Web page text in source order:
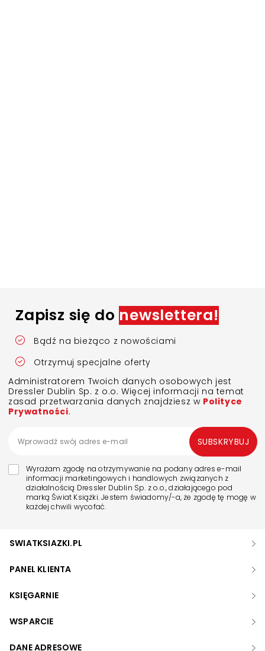
Zapisz się do newslettera!
Bądź na bieżąco z nowościami
Otrzymuj specjalne oferty
Administratorem Twoich danych osobowych jest
Dressler Dublin Sp. z o.o. Więcej informacji na temat
zasad przetwarzania danych znajdziesz w Polityce
Prywatności.
Wyrażam zgodę na otrzymywanie na podany adres e-mail
informacji marketingowych i handlowych związanych z
działalnością Dressler Dublin Sp. z o.o., działającego pod
marką Świat Książki. Jestem świadomy/-a, że zgodę tę mogę w
każdej chwili wycofać.
SUBSKRYBUJ
SWIATKSIAZKI.PL
PANEL KLIENTA
KSIĘGARNIE
WSPARCIE
DANE ADRESOWE